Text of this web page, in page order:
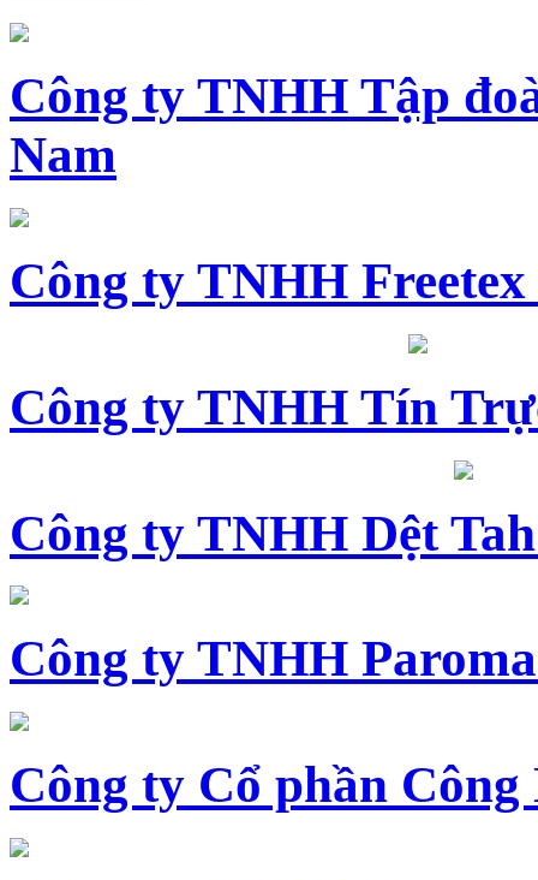
Công ty TNHH Tập
Nam
Công ty TNHH
Công ty TNHH Tín
Công ty TNHH Dệt
Công ty TNHH
Công ty Cổ phần Công